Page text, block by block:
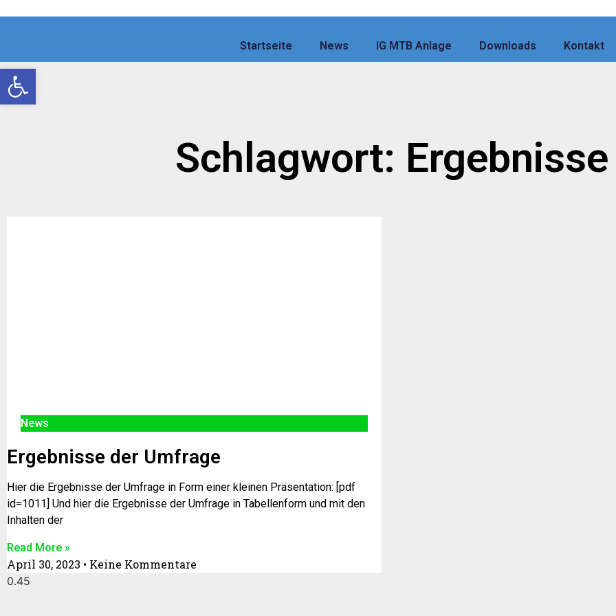
Startseite News IG MTB Anlage Downloads Kontakt
Schlagwort: Ergebnisse
News
Ergebnisse der Umfrage
Hier die Ergebnisse der Umfrage in Form einer kleinen Präsentation: [pdf
id=1011] Und hier die Ergebnisse der Umfrage in Tabellenform und mit den
Inhalten der
Read More »
April 30, 2023 Keine Kommentare
Werkzeugleiste öffnen